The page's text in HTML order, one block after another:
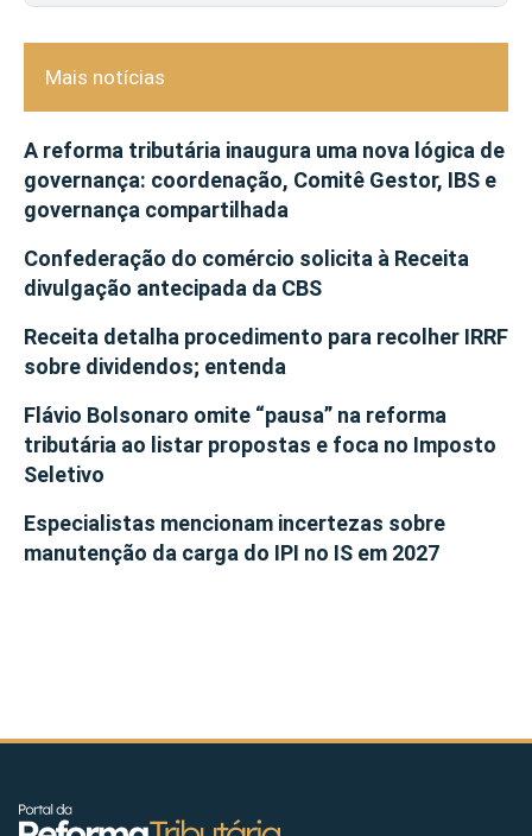
Mais notícias
A reforma tributária inaugura uma nova lógica de
governança: coordenação, Comitê Gestor, IBS e
governança compartilhada
Confederação do comércio solicita à Receita
divulgação antecipada da CBS
Receita detalha procedimento para recolher IRRF
sobre dividendos; entenda
Flávio Bolsonaro omite “pausa” na reforma
tributária ao listar propostas e foca no Imposto
Seletivo
Especialistas mencionam incertezas sobre
manutenção da carga do IPI no IS em 2027